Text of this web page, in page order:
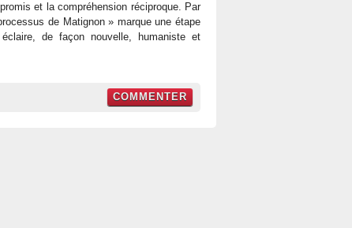
et la compréhension réciproque. Par
de Matignon » marque une étape
de façon nouvelle, humaniste et
COMMENTER